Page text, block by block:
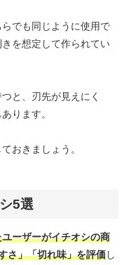
でも同じように使用で
を想定して作られてい
と、刃先が見えにく
ります。
おきましょう。
5選
ーザーがイチオシの商
さ」「切れ味」を評価し